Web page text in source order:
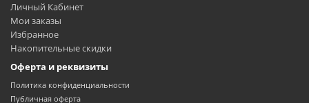
Личный Кабинет
Мои заказы
Избранное
Накопительные скидки
Оферта и реквизиты
Политика конфиденциальности
Публичная оферта